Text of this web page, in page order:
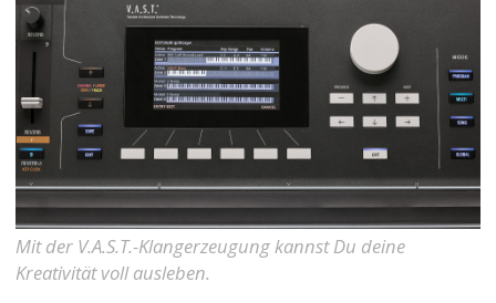
Mit der V.A.S.T.-Klangerzeugung kannst Du deine
Kreativität voll ausleben.